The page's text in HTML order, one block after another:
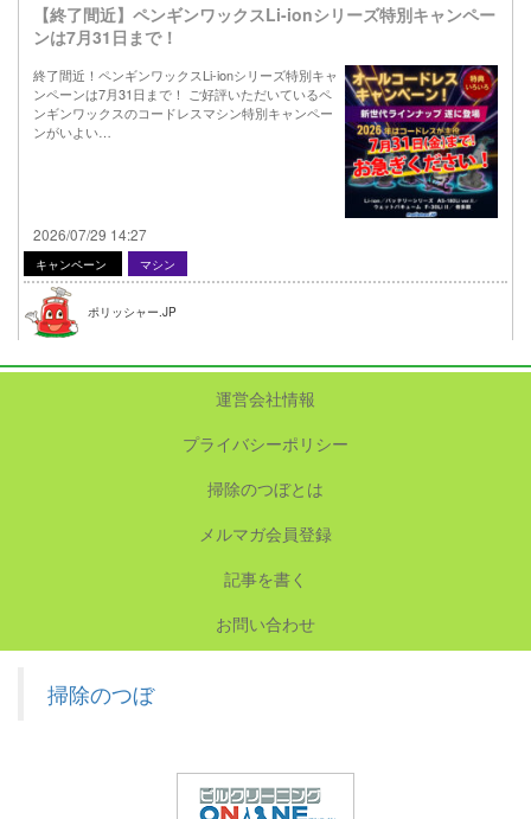
【終了間近】ペンギンワックスLi-ionシリーズ特別キャンペー
ンは7月31日まで！
終了間近！ペンギンワックスLi-ionシリーズ特別キャ
ンペーンは7月31日まで！ ご好評いただいているペ
ンギンワックスのコードレスマシン特別キャンペー
ンがいよい…
2026/07/29 14:27
キャンペーン マシン
ポリッシャー.JP
運営会社情報
プライバシーポリシー
掃除のつぼとは
メルマガ会員登録
記事を書く
お問い合わせ
掃除のつぼ